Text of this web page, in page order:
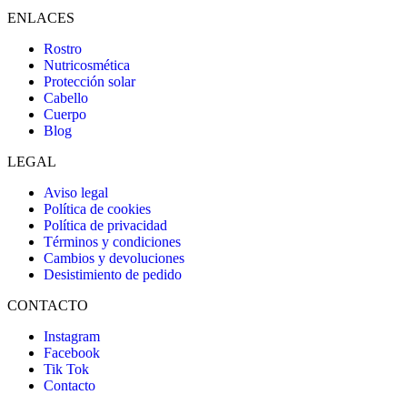
ENLACES
Rostro
Nutricosmética
Protección solar
Cabello
Cuerpo
Blog
LEGAL
Aviso legal
Política de cookies
Política de privacidad
Términos y condiciones
Cambios y devoluciones
Desistimiento de pedido
CONTACTO
Instagram
Facebook
Tik Tok
Contacto